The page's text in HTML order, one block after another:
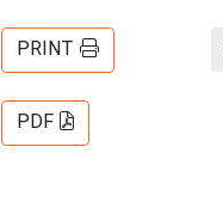
PRINT
PDF